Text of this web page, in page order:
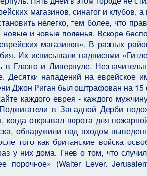
магазинов, синагог и клубов,
нелегко, тем более, что
и новые поленья. Вскоре
магазинов». В разных
Их исписывали надписями
в Глазго и Ливерпуле.
Десятки нападений на еврейское
Джон Риган был оштрафован на 15
каждого еврея - каждого
в Западной Дерби
когда открывал ворота для
обнаружили над входом
того как британские войска
у них дома. Гнев о том, что
порочное» (Walter Lever.